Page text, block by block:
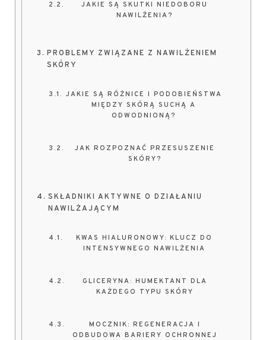
JAKIE SĄ SKUTKI NIEDOBORU
NAWILŻENIA?
PROBLEMY ZWIĄZANE Z NAWILŻENIEM
SKÓRY
JAKIE SĄ RÓŻNICE I PODOBIEŃSTWA
MIĘDZY SKÓRĄ SUCHĄ A
ODWODNIONĄ?
JAK ROZPOZNAĆ PRZESUSZENIE
SKÓRY?
SKŁADNIKI AKTYWNE O DZIAŁANIU
NAWILŻAJĄCYM
KWAS HIALURONOWY: KLUCZ DO
INTENSYWNEGO NAWILŻENIA
GLICERYNA: HUMEKTANT DLA
KAŻDEGO TYPU SKÓRY
MOCZNIK: REGENERACJA I
ODBUDOWA BARIERY OCHRONNEJ